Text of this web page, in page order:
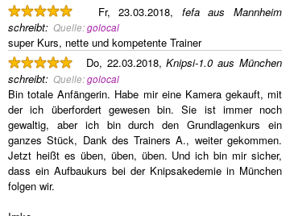
Fr, 23.03.2018, fefa aus Mannheim
schreibt: Quelle:golocal
super Kurs, nette und kompetente Trainer
Do, 22.03.2018,Knipsi-1.0 aus München
schreibt: Quelle:golocal
Bin totale Anfängerin. Habe mir eine Kamera gekauft, mit
der ich überfordert gewesen bin. Sie ist immer noch
gewaltig, aber ich bin durch den Grundlagenkurs ein
ganzes Stück, Dank des Trainers A., weiter gekommen.
Jetzt heißt es üben, üben, üben. Und ich bin mir sicher,
dass ein Aufbaukurs bei der Knipsakedemie in München
folgen wir.